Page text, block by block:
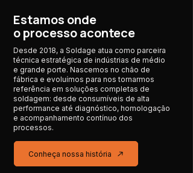
Estamos onde
o processo acontece
Desde 2018, a Soldage atua como parceira
técnica estratégica de indústrias de médio
e grande porte. Nascemos no chão de
fábrica e evoluímos para nos tornarmos
referência em soluções completas de
soldagem: desde consumíveis de alta
performance até diagnóstico, homologação
e acompanhamento contínuo dos
processos.
Conheça nossa história